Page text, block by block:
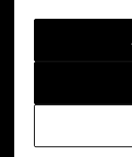
Open Format